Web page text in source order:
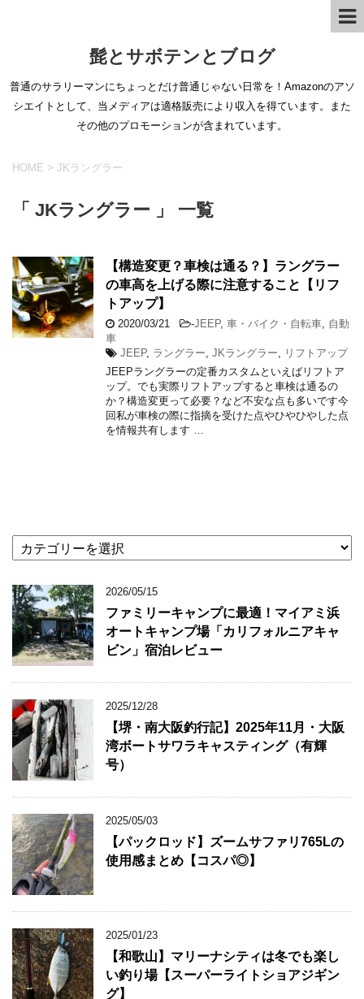
髭とサボテンとブログ
普通のサラリーマンにちょっとだけ普通じゃない日常を！Amazonのアソ
シエイトとして、当メディアは適格販売により収入を得ています。また
その他のプロモーションが含まれています。
HOME > JKラングラー
「 JKラングラー 」 一覧
【構造変更？車検は通る？】ラングラー
の車高を上げる際に注意すること【リフ
トアップ】
2020/03/21 -JEEP, 車・バイク・自転車 自動
車
JEEP, ラングラー JKラングラー
リフトアップ
JEEPラングラーの定番カスタムといえばリフトア
ップ。でも実際リフトアップすると車検は通るの
か？構造変更って必要？など不安な点も多いです今
回私が車検の際に指摘を受けた点やひやひやした点
を情報共有します …
テ
リ
ー
2026/05/15
ファミリーキャンプに最適！マイアミ浜
オートキャンプ場「カリフォルニアキャ
ビン」宿泊レビュー
2025/12/28
【堺・南大阪釣行記】2025年11月・大阪
湾ボートサワラキャスティング（有輝
号）
2025/05/03
【パックロッド】ズームサファリ765Lの
使用感まとめ【コスパ◎】
2025/01/23
【和歌山】マリーナシティは冬でも楽し
い釣り場【スーパーライトショアジギン
グ】